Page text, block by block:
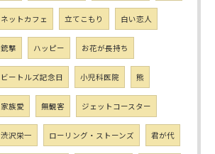
ネットカフェ 立てこもり 白い恋人
銃撃 ハッピー お花が長持ち
ビートルズ記念日 小児科医院 熊
家族愛 無観客 ジェットコースター
渋沢栄一 ローリング・ストーンズ 君が代